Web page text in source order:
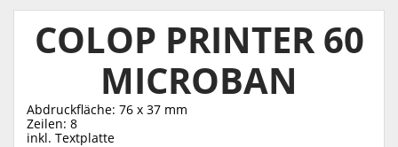
COLOP PRINTER 60
MICROBAN
Abdruckfläche: 76 x 37 mm
Zeilen: 8
inkl. Textplatte